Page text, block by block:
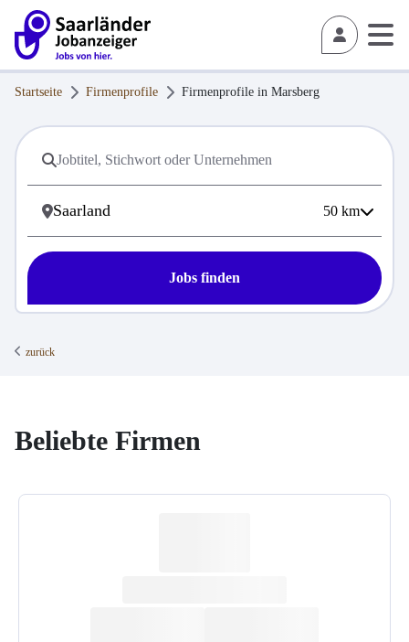
Startseite Firmenprofile Firmenprofile in Marsberg
50 km
Jobs finden
zurück
Beliebte Firmen